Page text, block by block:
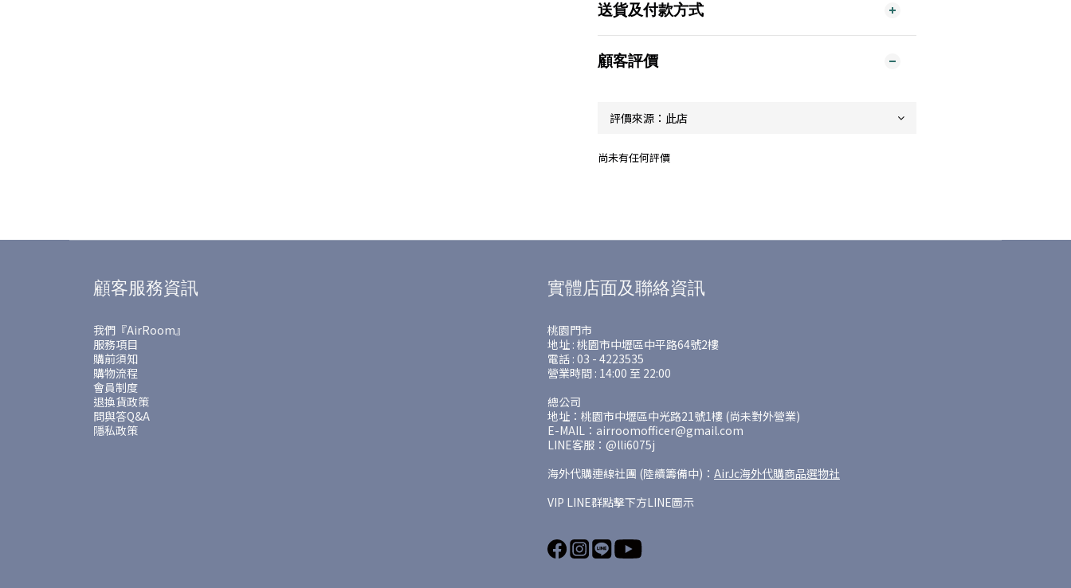
送貨及付款方式
顧客評價
尚未有任何評價
顧客服務資訊
我們『AirRoom』
服務項目
購前須知
購物流程
會員制度
退換貨政策
問與答Q&A
隱私政策
實體店面及聯絡資訊
桃園門市
地址 : 桃園市中壢區中平路64號2樓
電話 : 03 - 4223535
營業時間 : 14:00 至 22:00
總公司
地址：桃園市中壢區中光路21號1樓 (尚未對外營業)
E-MAIL：airroomofficer@gmail.com
LINE客服：@lli6075j
海外代購連線社團 (陸續籌備中)： AirJc海外代購商品選物社
VIP LINE群點擊下方LINE圖示